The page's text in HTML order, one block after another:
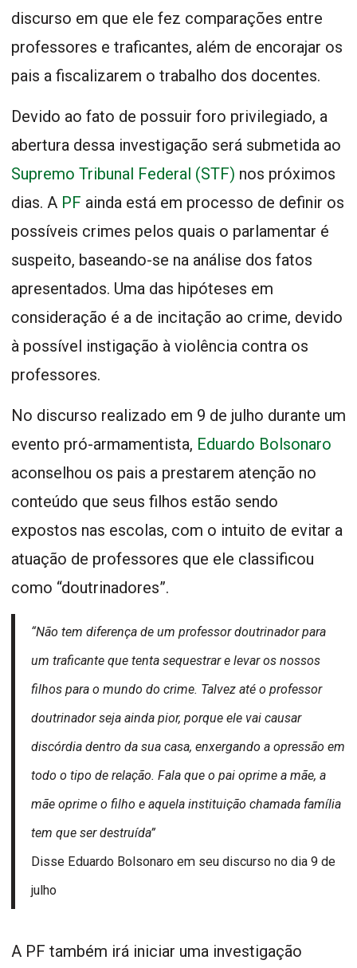
discurso em que ele fez comparações entre
professores e traficantes, além de encorajar os
pais a fiscalizarem o trabalho dos docentes.
Devido ao fato de possuir foro privilegiado, a
abertura dessa investigação será submetida ao
Supremo Tribunal Federal (STF) nos próximos
dias. A PF ainda está em processo de definir os
possíveis crimes pelos quais o parlamentar é
suspeito, baseando-se na análise dos fatos
apresentados. Uma das hipóteses em
consideração é a de incitação ao crime, devido
à possível instigação à violência contra os
professores.
No discurso realizado em 9 de julho durante um
evento pró-armamentista, Eduardo Bolsonaro
aconselhou os pais a prestarem atenção no
conteúdo que seus filhos estão sendo
expostos nas escolas, com o intuito de evitar a
atuação de professores que ele classificou
como “doutrinadores”.
“Não tem diferença de um professor doutrinador para
um traficante que tenta sequestrar e levar os nossos
filhos para o mundo do crime. Talvez até o professor
doutrinador seja ainda pior, porque ele vai causar
discórdia dentro da sua casa, enxergando a opressão em
todo o tipo de relação. Fala que o pai oprime a mãe, a
mãe oprime o filho e aquela instituição chamada família
tem que ser destruída”
Disse Eduardo Bolsonaro em seu discurso no dia 9 de
julho
A PF também irá iniciar uma investigação